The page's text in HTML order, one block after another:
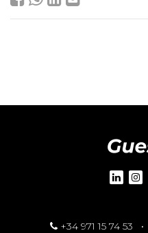
+34 971 15 74 53 ·